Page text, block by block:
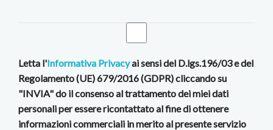
Letta l'Informativa Privacyai sensi del D.lgs.196/03 e del
Regolamento (UE) 679/2016 (GDPR) cliccando su
"INVIA" do il consenso al trattamento dei miei dati
personali per essere ricontattato al fine di ottenere
informazioni commerciali in merito al presente servizio